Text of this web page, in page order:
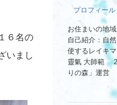
６名の
いまし
プロフィール
お住まいの地域
自己紹介： 自
使するレイ
靈氣 大師範
りの森」運営